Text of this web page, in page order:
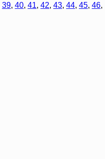
39, 40, 41, 42, 43, 44, 45, 46,